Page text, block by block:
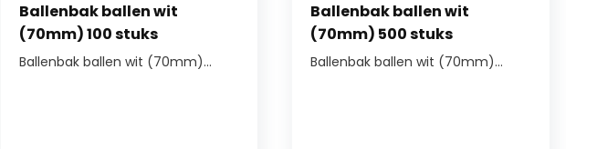
Ballenbak ballen wit
(70mm) 100 stuks
Ballenbak ballen wit (70mm)...
Ballenbak ballen wit
(70mm) 500 stuks
Ballenbak ballen wit (70mm)...